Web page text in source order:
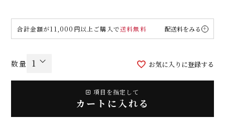
合計金額が11,000円以上ご購入で送料無料 配送料をみる
お気に入りに登録する
項目を指定して
カートに入れる